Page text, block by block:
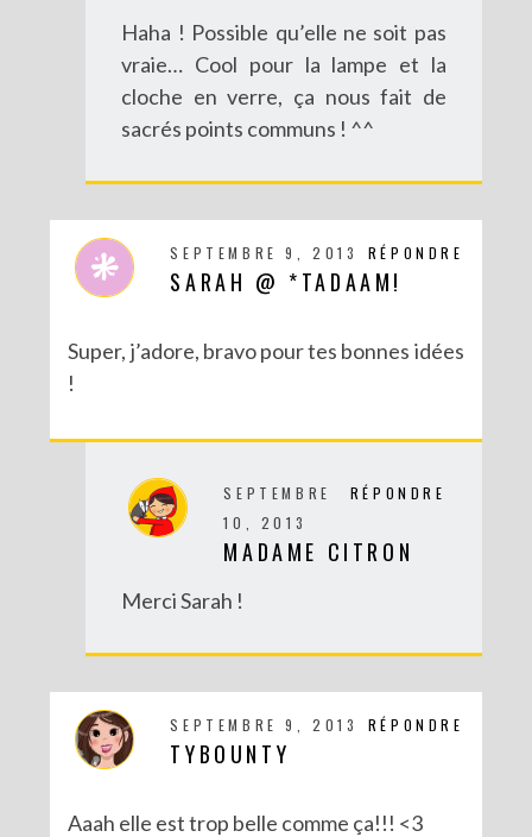
Haha ! Possible qu’elle ne soit pas
vraie… Cool pour la lampe et la
cloche en verre, ça nous fait de
sacrés points communs ! ^^
RÉPONDRE
SEPTEMBRE 9, 2013
SARAH @ *TADAAM!
Super, j’adore, bravo pour tes bonnes idées
!
RÉPONDRE
SEPTEMBRE
10, 2013
MADAME CITRON
Merci Sarah !
RÉPONDRE
SEPTEMBRE 9, 2013
TYBOUNTY
Aaah elle est trop belle comme ça!!! <3